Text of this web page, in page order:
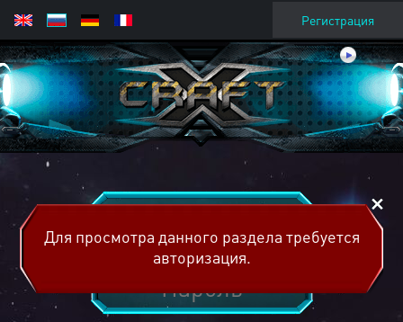
Регистрация
Для просмотра данного раздела требуется
авторизация.